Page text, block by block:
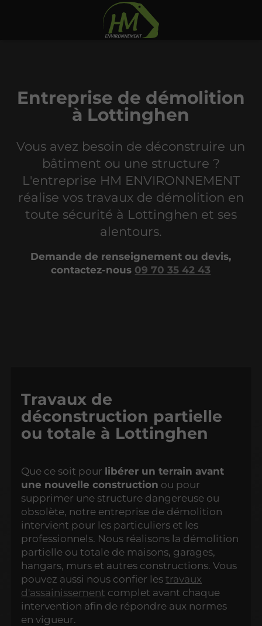
Entreprise de démolition
à Lottinghen
Vous avez besoin de déconstruire un
bâtiment ou une structure ?
L'entreprise HM ENVIRONNEMENT
réalise vos travaux de démolition en
toute sécurité à Lottinghen et ses
alentours.
Demande de renseignement ou devis,
contactez-nous 09 70 35 42 43
Travaux de
déconstruction partielle
ou totale à Lottinghen
Que ce soit pour libérer un terrain avant
une nouvelle construction ou pour
supprimer une structure dangereuse ou
obsolète, notre entreprise de démolition
intervient pour les particuliers et les
professionnels. Nous réalisons la démolition
partielle ou totale de maisons, garages,
hangars, murs et autres constructions. Vous
pouvez aussi nous confier lestravaux
d'assainissement complet avant chaque
intervention afin de répondre aux normes
en vigueur.